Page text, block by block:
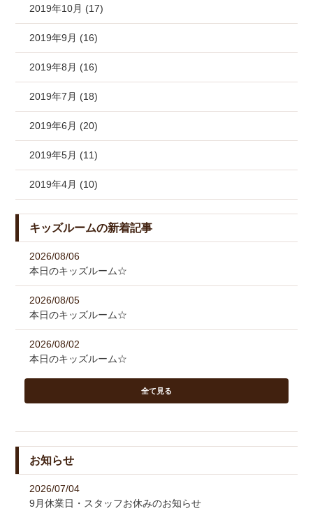
2019年10月 (17)
2019年9月 (16)
2019年8月 (16)
2019年7月 (18)
2019年6月 (20)
2019年5月 (11)
2019年4月 (10)
キッズルームの新着記事
2026/08/06
本日のキッズルーム☆
2026/08/05
本日のキッズルーム☆
2026/08/02
本日のキッズルーム☆
全て見る
お知らせ
2026/07/04
9月休業日・スタッフお休みのお知らせ